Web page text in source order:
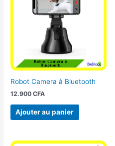
Robot Camera à Bluetooth
12.900CFA
Ajouter au panier